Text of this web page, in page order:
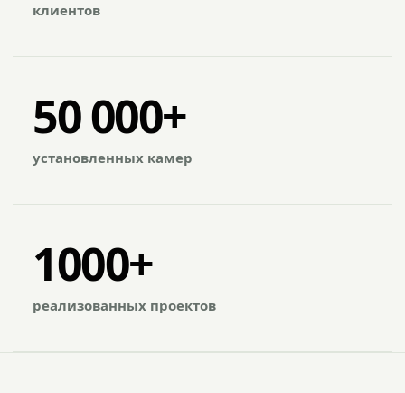
клиентов
50 000+
установленных камер
1000+
реализованных проектов